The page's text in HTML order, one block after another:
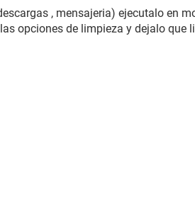
, mensajeria) ejecutalo en
opciones de limpieza y dejalo que